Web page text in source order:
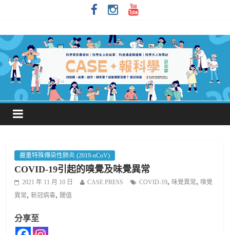
嚴重特殊傳染性肺炎 (2019-nCoV)
COVID-19引起的嗅覺及味覺異常
2021 年 11 月 10 日 CASE PRESS COVID-19, 味覺異常, 嗅覺
異常,新冠病毒, 閾值
分享至